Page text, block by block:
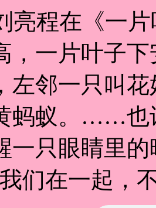
程在《一片
，一片叶子
左邻一只叫
蚂蚁。……也
一只眼睛里
们在一起，